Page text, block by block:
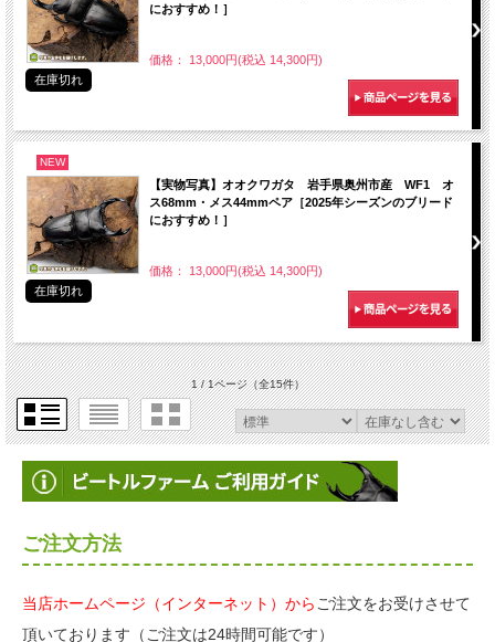
におすすめ！］
価格： 13,000円(税込 14,300円)
在庫切れ
NEW
【実物写真】オオクワガタ 岩手県奥州市産 WF1 オ
ス68mm・メス44mmペア［2025年シーズンのブリード
におすすめ！］
価格： 13,000円(税込 14,300円)
在庫切れ
1 / 1ページ（全15件）
ご注文方法
当店ホームページ（インターネット）から ご注文をお受けさせて
頂いております（ご注文は24時間可能です）